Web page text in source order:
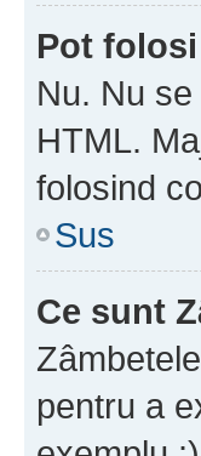
Pot
Nu. Nu
HTML.
folosind
Sus
Ce sunt
pentru a